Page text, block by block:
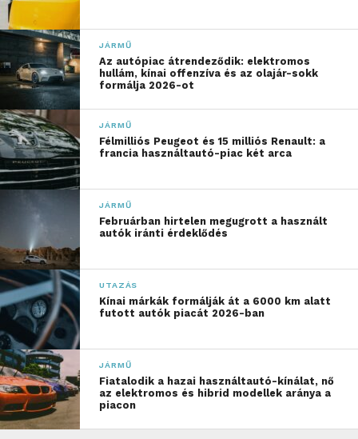
JÁRMŰ
Az autópiac átrendeződik: elektromos
hullám, kínai offenzíva és az olajár-sokk
formálja 2026-ot
JÁRMŰ
Félmilliós Peugeot és 15 milliós Renault: a
francia használtautó-piac két arca
JÁRMŰ
Februárban hirtelen megugrott a használt
autók iránti érdeklődés
UTAZÁS
Kínai márkák formálják át a 6000 km alatt
futott autók piacát 2026-ban
JÁRMŰ
Fiatalodik a hazai használtautó-kínálat, nő
az elektromos és hibrid modellek aránya a
piacon